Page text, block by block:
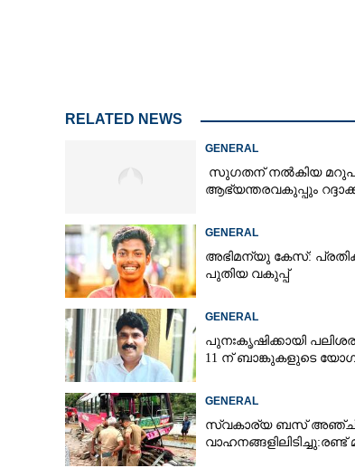
RELATED NEWS
GENERAL
സുഗതന് നൽകിയ
ആഭ്യന്തരവകുപ്പും
GENERAL
അഭിമന്യു കേസ്:
പുതിയ വകുപ്പ്
GENERAL
പുനഃകൃഷിക്കായി
11 ന് ബാങ്കുകളുടെ
GENERAL
സ്വകാര്യ ബസ് അഞ്ച്
വാഹനങ്ങളിലിടിച്ചു:രണ്ട്
നിപ